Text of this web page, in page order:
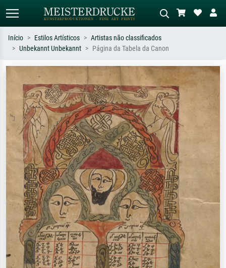
Pesquise por artista, título ou estilo –
ex: Monet, Noite Estrelada,
impressionismo, onda de Hokusai, nu.
Descreva a cena – ex: prado verde,
abstrato com muito vermelho, pintura
a óleo escura, nu em pé ao lado de
uma árvore.
Início Estilos Artísticos
Artistas não classificados
Unbekannt Unbekannt
Página da Tabela da Canon